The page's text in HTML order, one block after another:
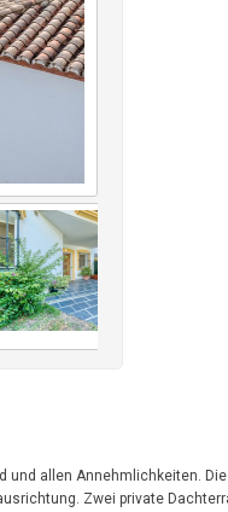
und allen Annehmlichkeiten.
Zwei private